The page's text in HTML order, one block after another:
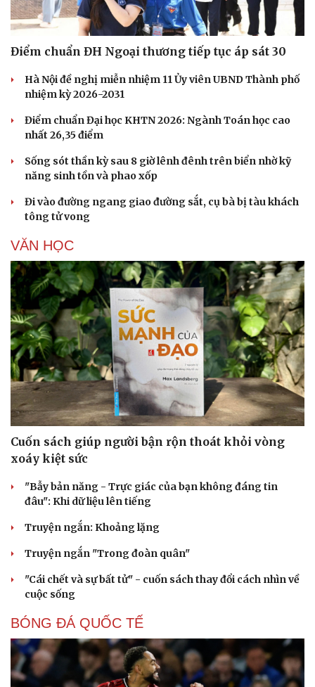
Vì cộng đồng
Chuyển đổi số
Dinh dưỡng - món ngon
Cây thuốc
Nhi khoa
Nam khoa
Phòng mạch online
Ăn sạch sống khỏe
Blog
Điểm chuẩn ĐH Ngoại thương tiếp tục áp sát 30
Hà Nội đề nghị miễn nhiệm 11 Ủy viên UBND Thành phố
nhiệm kỳ 2026-2031
Điểm chuẩn Đại học KHTN 2026: Ngành Toán học cao
nhất 26,35 điểm
Sống sót thần kỳ sau 8 giờ lênh đênh trên biển nhờ kỹ
năng sinh tồn và phao xốp
Đi vào đường ngang giao đường sắt, cụ bà bị tàu khách
tông tử vong
VĂN HỌC
Cuốn sách giúp người bận rộn thoát khỏi vòng
xoáy kiệt sức
"Bẫy bản năng - Trực giác của bạn không đáng tin
đâu": Khi dữ liệu lên tiếng
Truyện ngắn: Khoảng lặng
Truyện ngắn "Trong đoàn quân"
"Cái chết và sự bất tử" - cuốn sách thay đổi cách nhìn về
cuộc sống
BÓNG ĐÁ QUỐC TẾ